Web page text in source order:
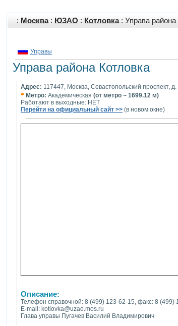
: Москва: ЮЗАО : Котловка: Управа района
Управы
Управа района Котловка
Адрес: 117447, Москва, Севастопольский проспект, д.
• Метро: Академическая (от метро ~ 1699.12 м)
Работают в выходные: НЕТ
Перейти на официальный сайт >> (в новом окне)
Описание:
Телефон справочной: 8 (499) 123-62-15, факс: 8 (499)
E-mail: kotlovka@uzao.mos.ru
Глава управы Пугачев Василий Владимирович